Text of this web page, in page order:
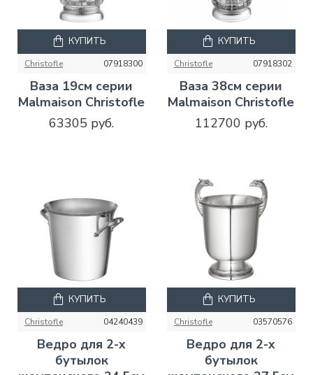
Christofle 07918300
Ваза 19см серии
Malmaison Christofle
63305 руб.
КУПИТЬ
Christofle 07918302
Ваза 38см серии
Malmaison Christofle
112700 руб.
КУПИТЬ
Christofle 04240439
Ведро для 2-х
бутылок
КУПИТЬ
Christofle 03570576
Ведро для 2-х
бутылок
КУПИТЬ